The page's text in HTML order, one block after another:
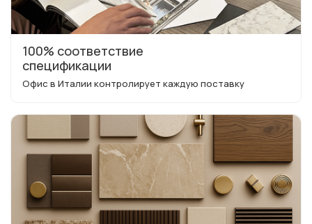
100% соответствие
спецификации
Офис в Италии контролирует каждую поставку